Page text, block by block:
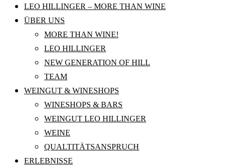
LEO HILLINGER – MORE THAN WINE
ÜBER UNS
MORE THAN WINE!
LEO HILLINGER
NEW GENERATION OF HILL
TEAM
WEINGUT & WINESHOPS
WINESHOPS & BARS
WEINGUT LEO HILLINGER
WEINE
QUALTITÄTSANSPRUCH
ERLEBNISSE